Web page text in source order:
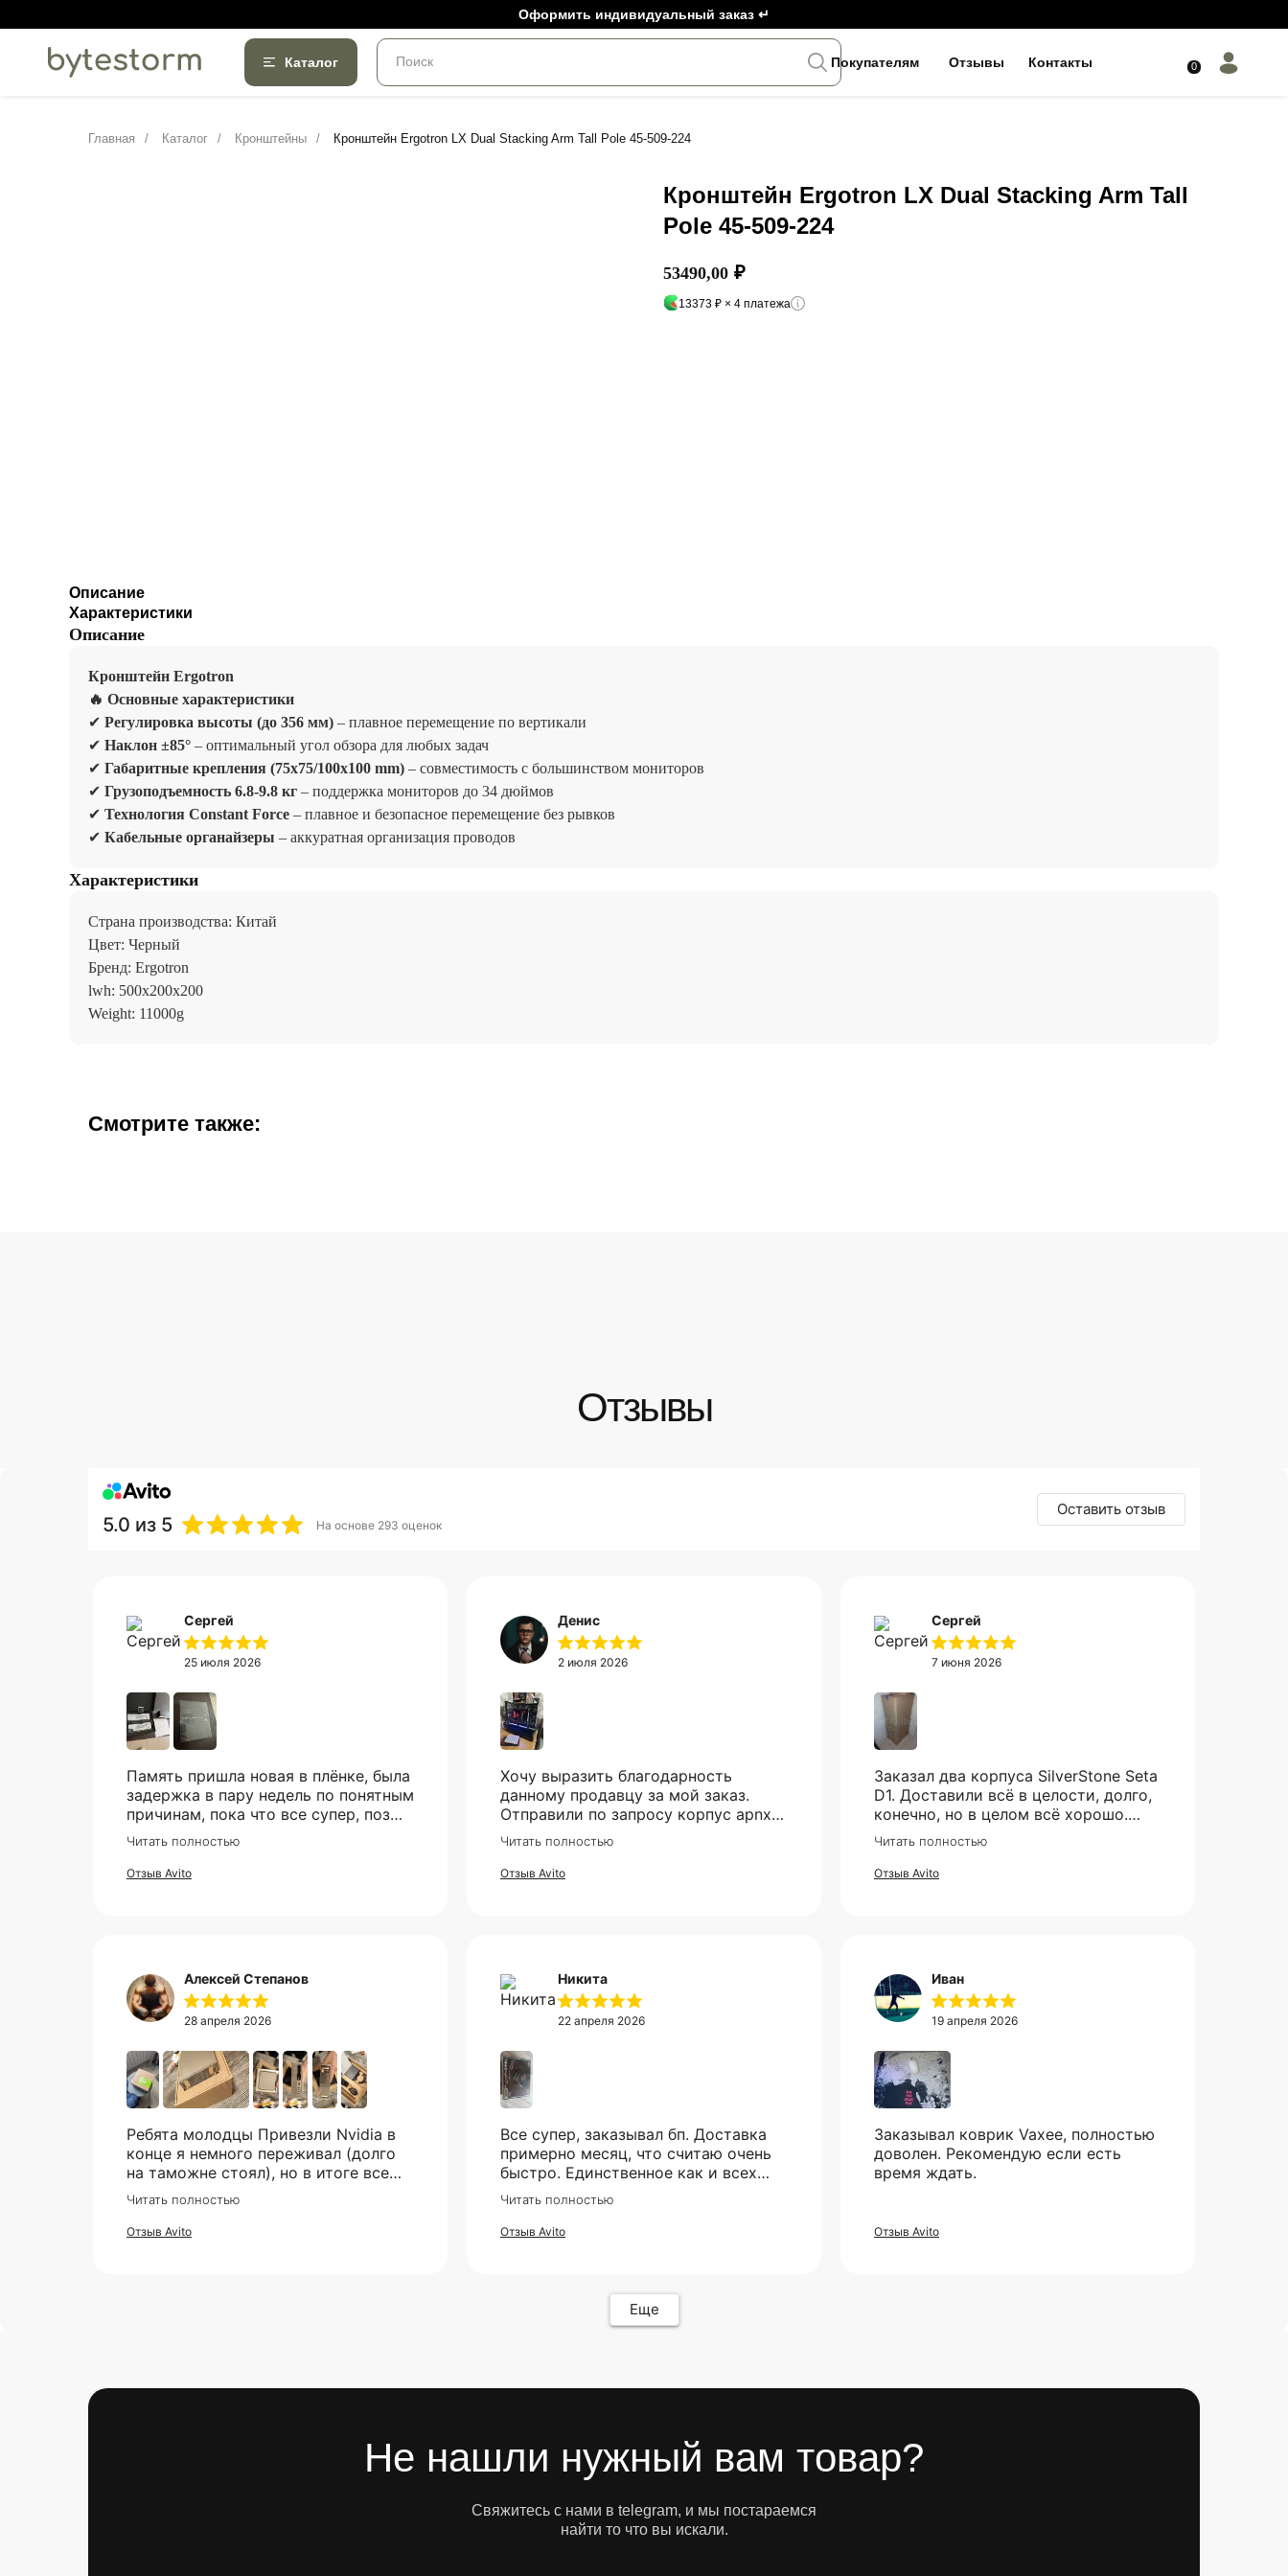
Покупателям
Поиск
Каталог 0
Отзывы Контакты
Оформить индивидуальный заказ ↵
Главная / Каталог / Кронштейны / Кронштейн Ergotron LX Dual Stacking Arm Tall Pole 45-509-224
Кронштейн Ergotron LX Dual Stacking Arm Tall
Pole 45-509-224
53490,00 ₽
13373 ₽ × 4 платежа
Описание
Характеристики
Описание
Кронштейн Ergotron
🔥 Основные характеристики
✔ Регулировка высоты (до 356 мм) – плавное перемещение по вертикали
✔ Наклон ±85° – оптимальный угол обзора для любых задач
✔ Габаритные крепления (75x75/100x100 mm) – совместимость с большинством мониторов
✔ Грузоподъемность 6.8-9.8 кг – поддержка мониторов до 34 дюймов
✔ Технология Constant Force – плавное и безопасное перемещение без рывков
✔ Кабельные органайзеры – аккуратная организация проводов
Характеристики
Страна производства: Китай
Цвет: Черный
Бренд: Ergotron
lwh: 500x200x200
Weight: 11000g
Смотрите также:
Отзывы
5.0 из 5 На основе 293 оценок
Оставить отзыв
Сергей
25 июля 2026
Память пришла новая в плёнке, была
задержка в пару недель по понятным
причинам, пока что все супер, позже
в сборке проверю и отзыв дополню
Читать полностью
Отзыв Avito
Денис
2 июля 2026
Хочу выразить благодарность
данному продавцу за мой заказ.
Отправили по запросу корпус apnx
V2, все приехало в идеале. Ценник
более чем демократичный. Все
доехало в установленный срок.
Читать полностью
Отзыв Avito
Сергей
7 июня 2026
Заказал два корпуса SilverStone Seta
D1. Доставили всё в целости, долго,
конечно, но в целом всё хорошо.
Рекомендую продавца.
Читать полностью
Отзыв Avito
Алексей Степанов
28 апреля 2026
Ребята молодцы Привезли Nvidia в
конце я немного переживал (долго
на таможне стоял), но в итоге все
супер. Отдельное спасибо что всегда
отвечали практически мгновенно,
клиентская поддержка на самом
Читать полностью
Отзыв Avito
Никита
22 апреля 2026
Все супер, заказывал бп. Доставка
примерно месяц, что считаю очень
быстро. Единственное как и всех
смутило - это оплата, но все прошло
гладко. Упакован товар тоже был
хорошо, в двойной коробке и в
Читать полностью
Отзыв Avito
Иван
19 апреля 2026
Заказывал коврик Vaxee, полностью
доволен. Рекомендую если есть
время ждать.
Отзыв Avito
Еще
Не нашли нужный вам товар?
Свяжитесь с нами в telegram, и мы постараемся
найти то что вы искали.
Оплата частями
Оплатите сегодня 25% стоимости покупки картой любого банка,
25%
Без комиссий и переплат